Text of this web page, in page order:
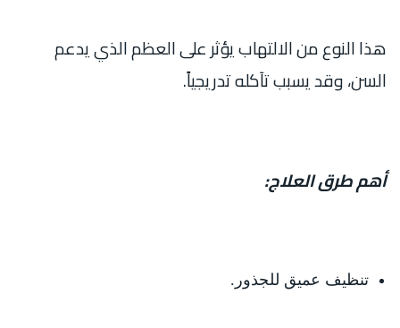
هذا النوع من الالتهاب يؤثر على العظم الذي يدعم
السن، وقد يسبب تآكله تدريجياً.
أهم طرق العلاج:
تنظيف عميق للجذور.